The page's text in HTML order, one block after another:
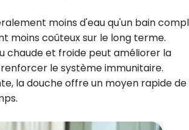
moins d'eau qu'un bain
moins coûteux sur le long terme.
chaude et froide peut améliorer la
le système immunitaire.
la douche offre un moyen rapide de